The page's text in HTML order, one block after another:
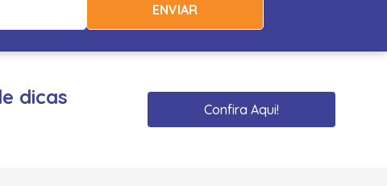
ENVIAR
dicas
Confira Aqui!